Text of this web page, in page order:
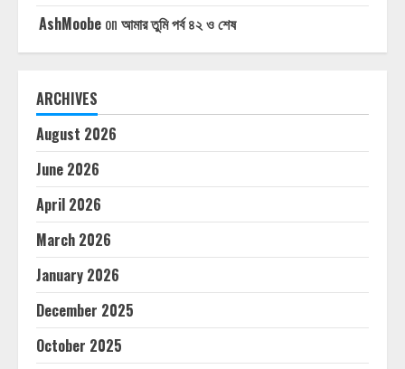
AshMoobe on আমার তুমি পর্ব ৪২ ও শেষ
ARCHIVES
August 2026
June 2026
April 2026
March 2026
January 2026
December 2025
October 2025